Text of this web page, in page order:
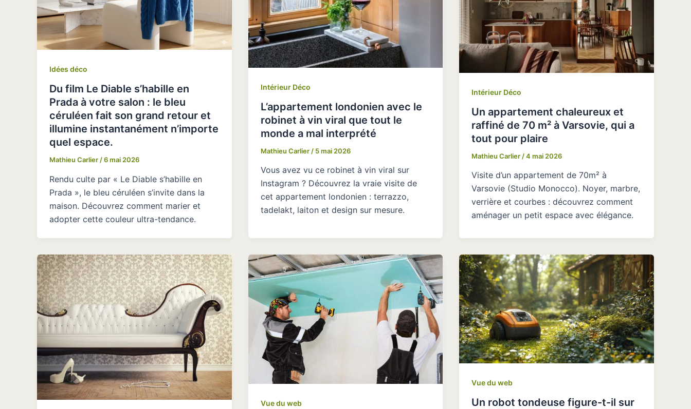
Idées déco
Du film Le Diable s’habille en
Prada à votre salon : le bleu
céruléen fait son grand retour et
illumine instantanément n’importe
quel espace.
Mathieu Carlier /6 mai 2026
Rendu culte par « Le Diable s’habille en
Prada », le bleu céruléen s’invite dans la
maison. Découvrez comment marier et
adopter cette couleur ultra-tendance.
Intérieur Déco
L’appartement londonien avec le
robinet à vin viral que tout le
monde a mal interprété
Mathieu Carlier / 5 mai 2026
Vous avez vu ce robinet à vin viral sur
Instagram ? Découvrez la vraie visite de
cet appartement londonien : terrazzo,
tadelakt, laiton et design sur mesure.
Intérieur Déco
Un appartement chaleureux et
raffiné de 70 m² à Varsovie, qui a
tout pour plaire
Mathieu Carlier /4 mai 2026
Visite d’un appartement de 70m² à
Varsovie (Studio Monocco). Noyer, marbre,
verrière et courbes : découvrez comment
aménager un petit espace avec élégance.
Vue du web
Vue du web
Un robot tondeuse figure-t-il sur